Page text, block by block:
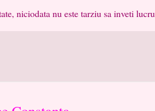
niciodata nu este tarziu sa inveti